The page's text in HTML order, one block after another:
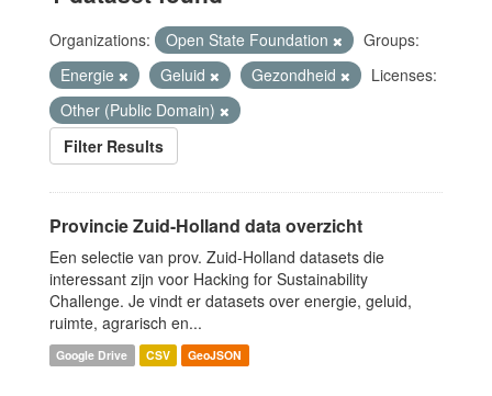
Organizations: Open State Foundation
Groups:
Energie
Geluid Gezondheid
Licenses:
Other (Public Domain)
Filter Results
Provincie Zuid-Holland data overzicht
Een selectie van prov. Zuid-Holland datasets die
interessant zijn voor Hacking for Sustainability
Challenge. Je vindt er datasets over energie, geluid,
ruimte, agrarisch en...
Google Drive CSV GeoJSON